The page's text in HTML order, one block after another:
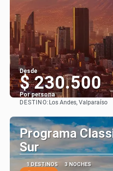
Desde
$ 230.500
Por persona
DESTINO: Los Andes, Valparaíso
Programa
Sur
1 DESTINOS 3 NOCHES